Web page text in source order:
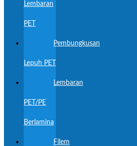
Lembaran
PET
Pembungkusan
Lepuh PET
Lembaran
PET/PE
Berlamina
Filem